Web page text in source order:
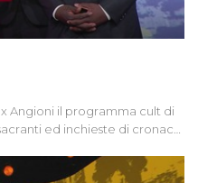
Angioni il programma cult di
ed inchieste di cronaca